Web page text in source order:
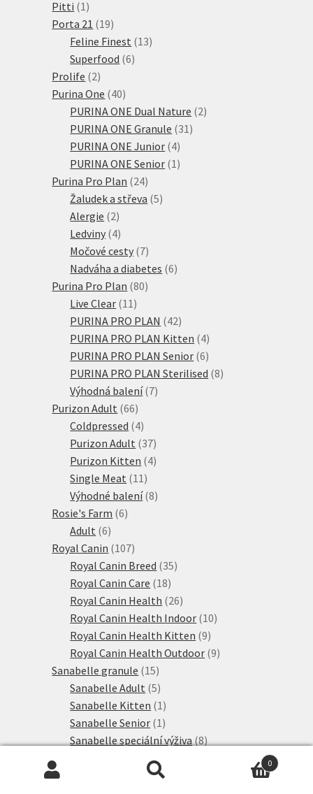
Pitti 1 1
produkt
Porta 21 1919
produktů
Feline Finest 1313
Superfood 66
Prolife 22
produkty
Purina One 4040
produktů
PURINA ONE Dual Nature 22
PURINA ONE Granule 31 31
PURINA ONE Junior 44
produkty
PURINA ONE Senior 1 1
Purina Pro Plan 2424
produktů
Žaludek a střeva 55
Alergie 22
produkty
Ledviny 44
produkty
Močové cesty 77
produktů
Nadváha a diabetes 66
Purina Pro Plan 8080
Live Clear 11 11
produktů
PURINA PRO PLAN 4242
produktů
PURINA PRO PLAN Kitten 44
produkty
PURINA PRO PLAN Senior 66
produktů
PURINA PRO PLAN Sterilised 88
Výhodná balení 77
Purizon Adult 6666
produktů
Coldpressed 44
produkty
Purizon Adult 3737
produktů
Purizon Kitten 44
Single Meat 11 11
produktů
Výhodné balení 88
Rosie's Farm 66
Adult 66
produktů
Royal Canin 107107
produktů
Royal Canin Breed 3535
Royal Canin Care 1818
produktů
Royal Canin Health 2626
produktů
Royal Canin Health Indoor 1010
Royal Canin Health Kitten 99
produktů
Royal Canin Health Outdoor 99
Sanabelle granule 1515
produktů
Sanabelle Adult 55
produktů
Sanabelle Kitten 1 1
produkt
Sanabelle Senior 1 1
produkt
Sanabelle speciální výživa 88
Schesir
produktů
Simpsons Premium 22
0